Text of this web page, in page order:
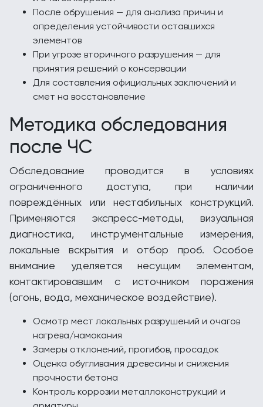
После обрушения — для анализа причин и
определения устойчивости оставшихся
элементов
При угрозе вторичного разрушения — для
принятия решений о консервации
Для составления официальных заключений и
смет на восстановление
Методика обследования
после ЧС
Обследование проводится в условиях
ограниченного доступа, при наличии
повреждённых или нестабильных конструкций.
Применяются экспресс-методы, визуальная
диагностика, инструментальные измерения,
локальные вскрытия и отбор проб. Особое
внимание уделяется несущим элементам,
контактировавшим с источником поражения
(огонь, вода, механическое воздействие).
Осмотр мест локальных разрушений и очагов
нагрева/намокания
Замеры отклонений, прогибов, просадок
Оценка обугливания древесины и снижения
прочности бетона
Контроль коррозии металлоконструкций и